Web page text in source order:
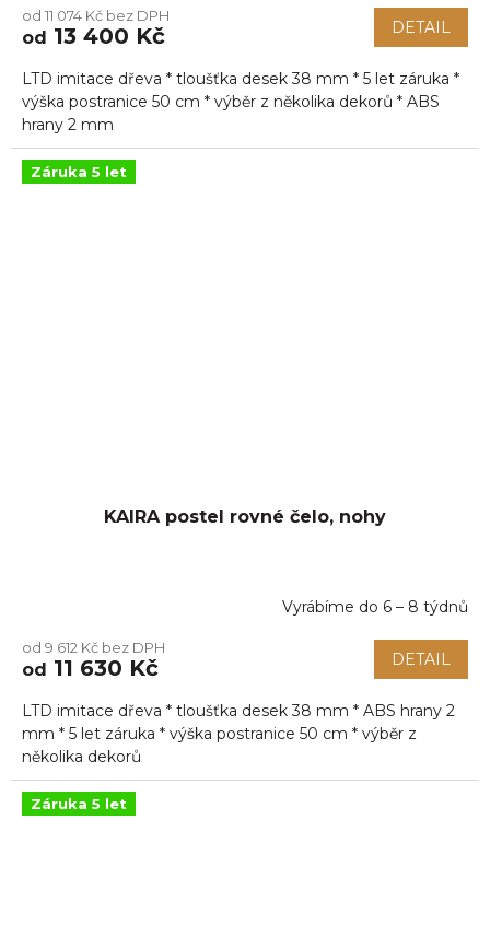
od 11 074 Kč bez DPH
od 13 400 Kč DETAIL
LTD imitace dřeva * tloušťka desek 38 mm * 5 let záruka *
výška postranice 50 cm * výběr z několika dekorů * ABS
hrany 2 mm
Záruka 5 let
KAIRA postel rovné čelo, nohy
Vyrábíme do 6 – 8 týdnů
od 9 612 Kč bez DPH
od 11 630 Kč DETAIL
LTD imitace dřeva * tloušťka desek 38 mm * ABS hrany 2
mm * 5 let záruka * výška postranice 50 cm * výběr z
několika dekorů
Záruka 5 let